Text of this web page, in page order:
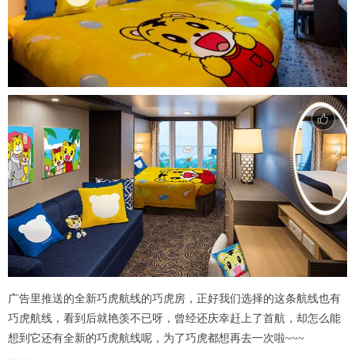
广告里推送的全新巧虎航线的巧虎房，正好我们选择的这条航线也有
巧虎航线，看到后就艳羡不已呀，曾经还庆幸赶上了首航，却怎么能
想到它还有全新的巧虎航线呢，为了巧虎都想再去一次啦~~~